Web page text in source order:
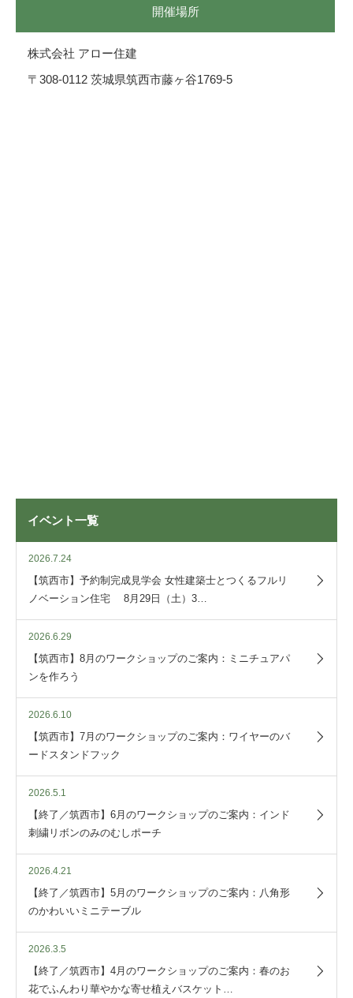
開催場所
株式会社 アロー住建
〒308-0112 茨城県筑西市藤ヶ谷1769-5
イベント一覧
2026.7.24
【筑西市】予約制完成見学会 女性建築士とつくるフルリ
ノベーション住宅 8月29日（土）3…
2026.6.29
【筑西市】8月のワークショップのご案内：ミニチュアパ
ンを作ろう
2026.6.10
【筑西市】7月のワークショップのご案内：ワイヤーのバ
ードスタンドフック
2026.5.1
【終了／筑西市】6月のワークショップのご案内：インド
刺繍リボンのみのむしポーチ
2026.4.21
【終了／筑西市】5月のワークショップのご案内：八角形
のかわいいミニテーブル
2026.3.5
【終了／筑西市】4月のワークショップのご案内：春のお
花でふんわり華やかな寄せ植えバスケット…